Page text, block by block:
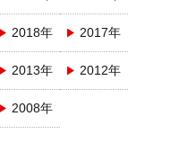
2018年 2017年
2013年 2012年
2008年